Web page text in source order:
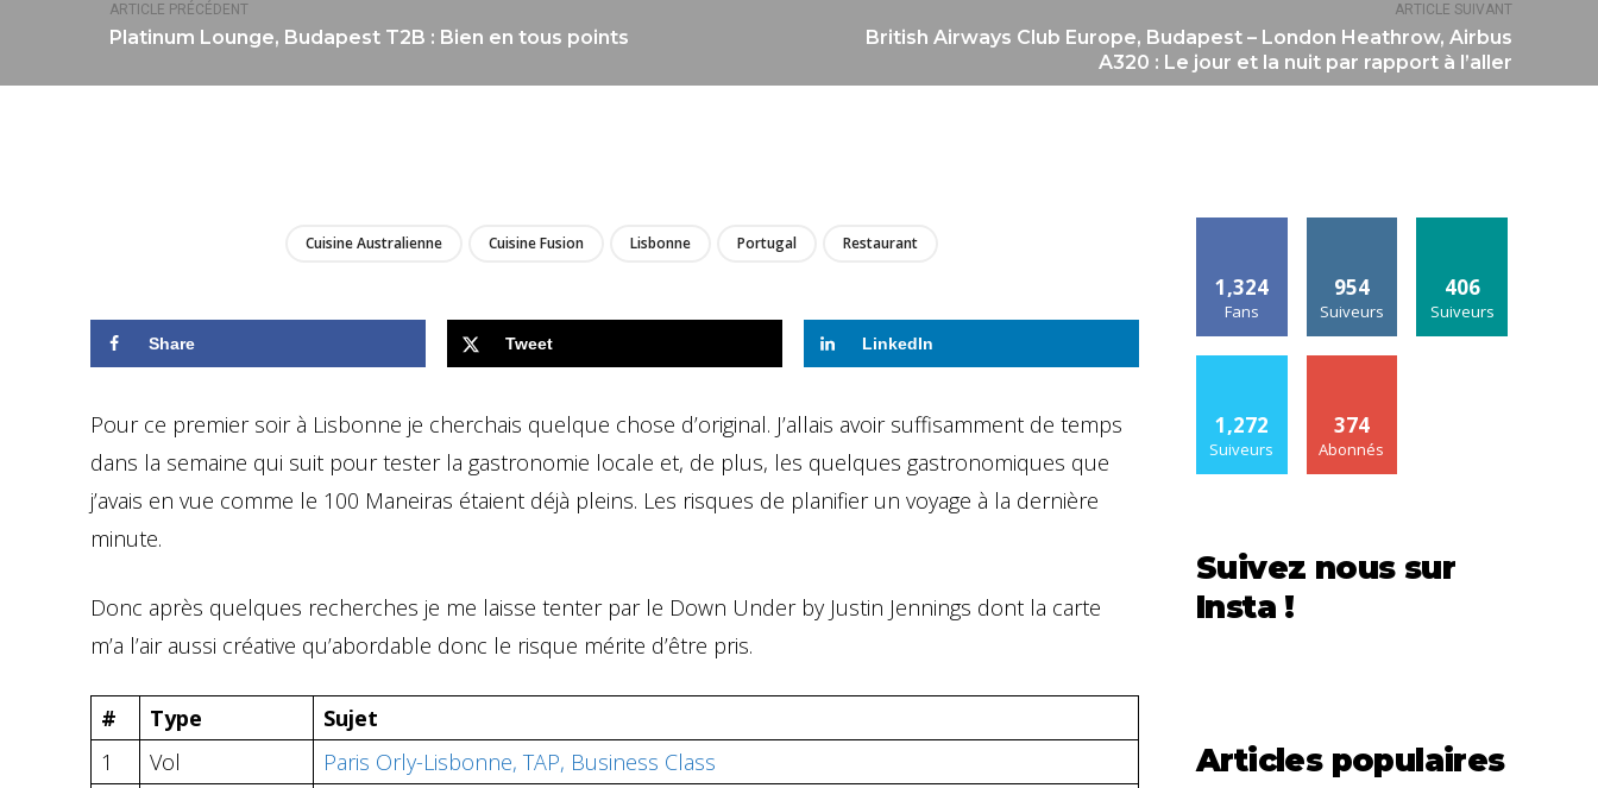
ARTICLE PRÉCÉDENT
Platinum Lounge, Budapest T2B : Bien en tous points
ARTICLE SUIVANT
British Airways Club Europe, Budapest – London Heathrow, Airbus
A320 : Le jour et la nuit par rapport à l’aller
Cuisine Australienne Cuisine Fusion Lisbonne Portugal Restaurant
Share Tweet LinkedIn
Pour ce premier soir à Lisbonne je cherchais quelque chose d’original. J’allais avoir suffisamment de temps
dans la semaine qui suit pour tester la gastronomie locale et, de plus, les quelques gastronomiques que
j’avais en vue comme le 100 Maneiras étaient déjà pleins. Les risques de planifier un voyage à la dernière
minute.
Donc après quelques recherches je me laisse tenter par le Down Under by Justin Jennings dont la carte
m’a l’air aussi créative qu’abordable donc le risque mérite d’être pris.
# Type
Sujet
1
Vol
Paris Orly-Lisbonne, TAP, Business Class
1,324
Fans
954
Suiveurs
406
Suiveurs
1,272
Suiveurs
374
Abonnés
Suivez nous sur
Insta !
Articles populaires